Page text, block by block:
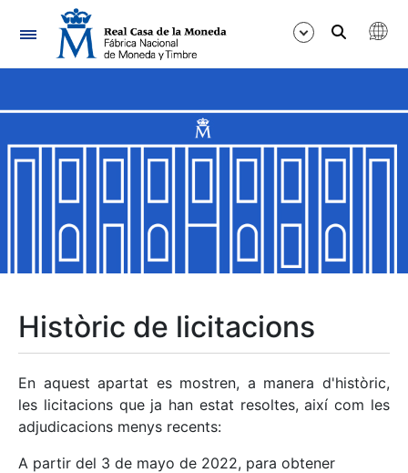
Navegació
Mostra/Amaga
Mostra/Amaga
Mostra/Amaga
Mostra/Amaga
Històric de licitacions
En aquest apartat es mostren, a manera d'històric,
les licitacions que ja han estat resoltes, així com les
adjudicacions menys recents:
A partir del 3 de mayo de 2022, para obtener